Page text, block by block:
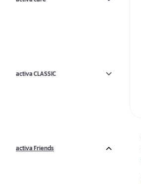
activa CLASSIC
activa Friends